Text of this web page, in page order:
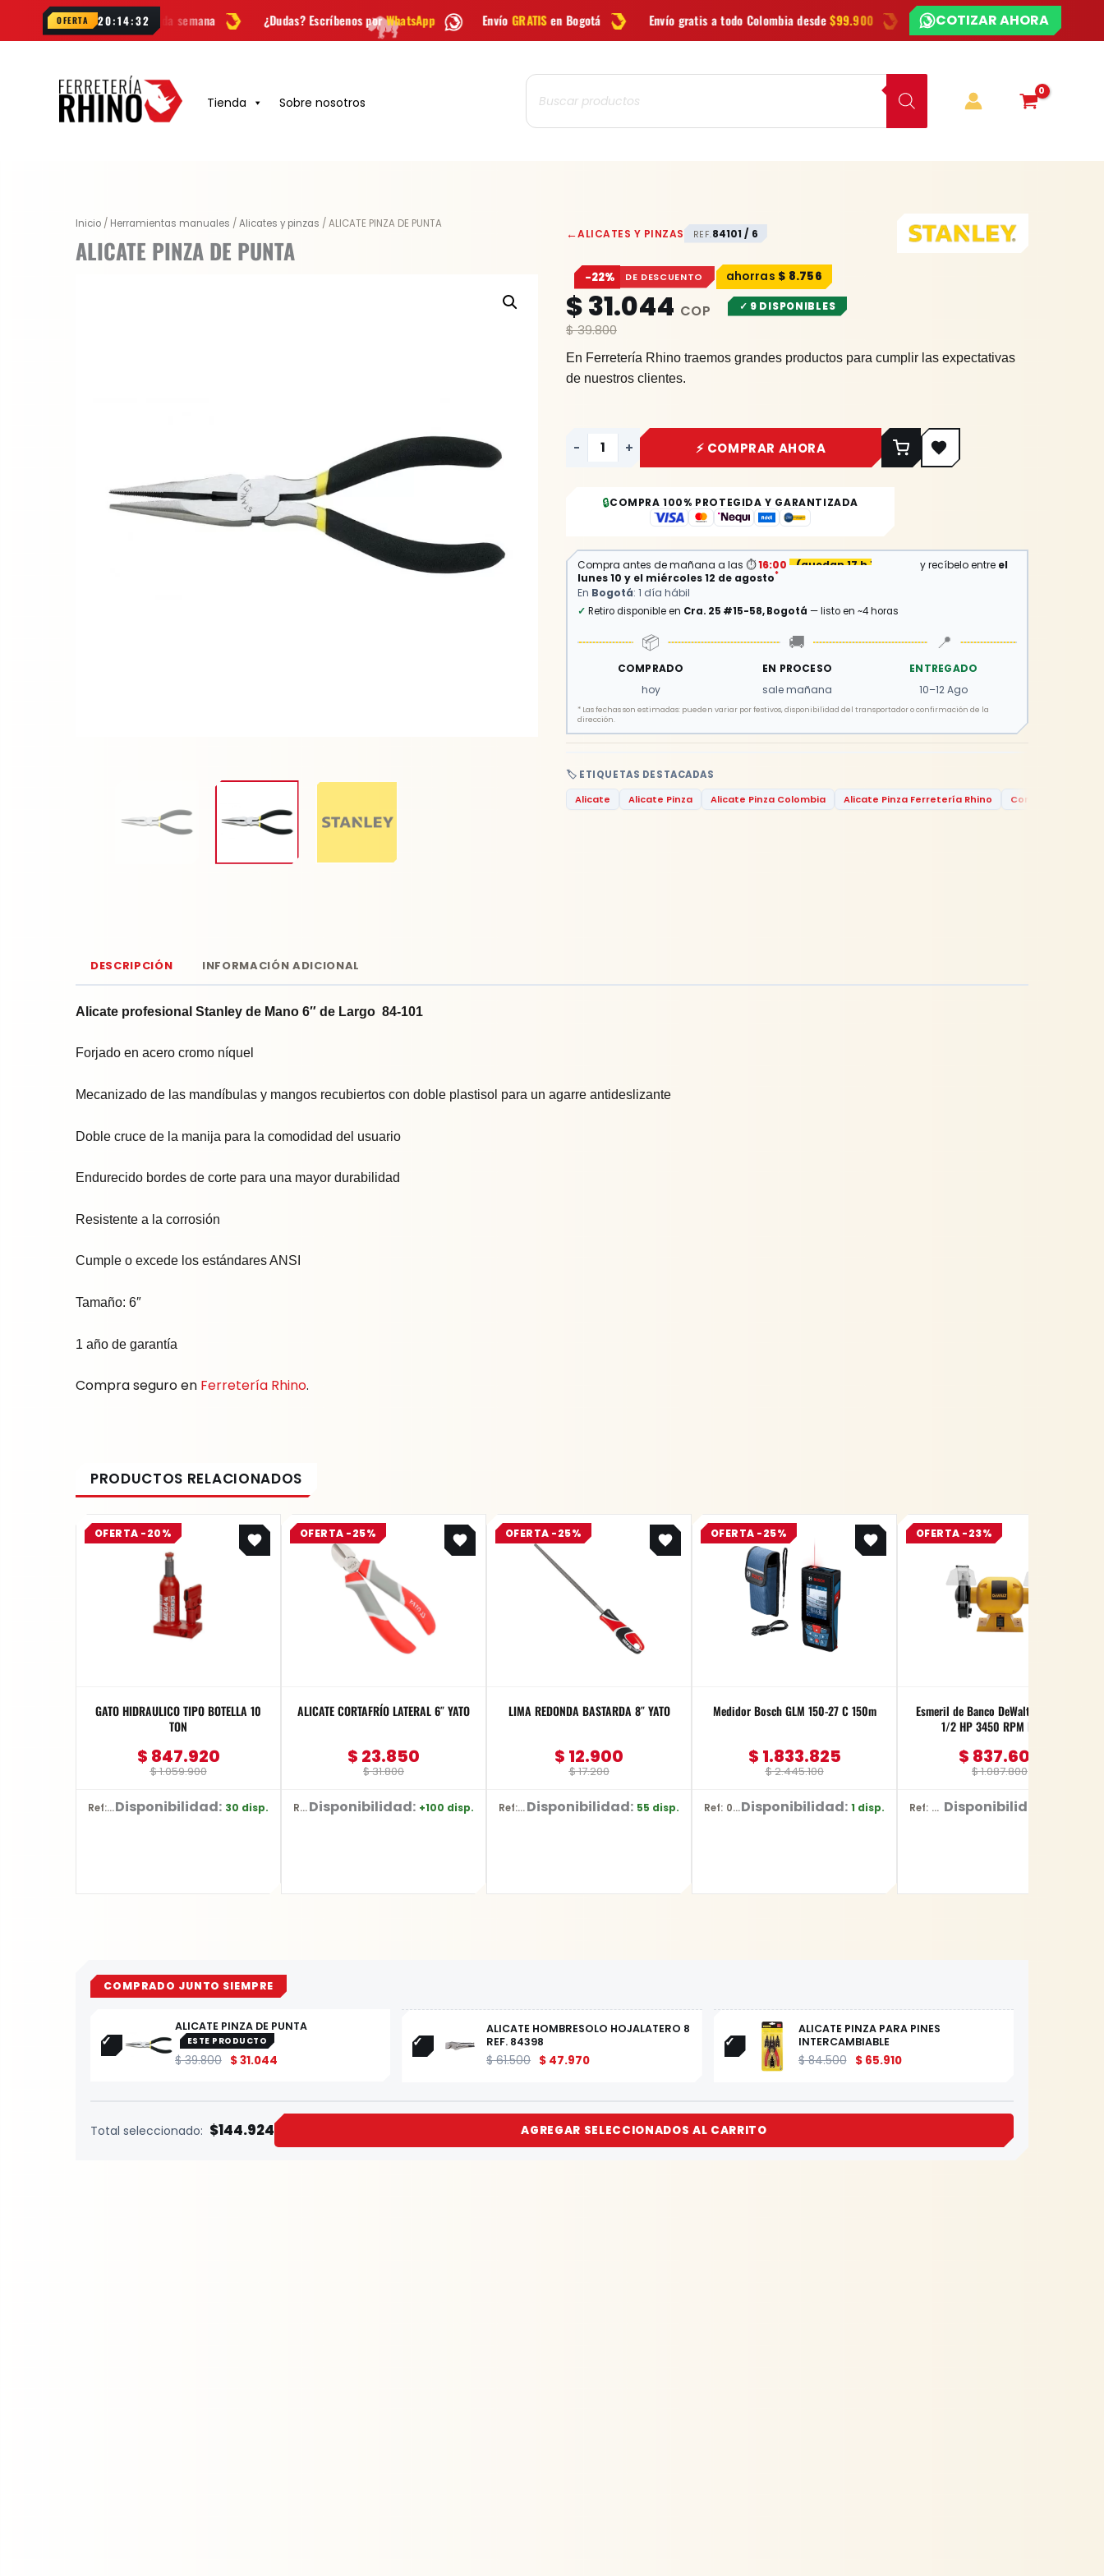
OFERTA 20:14:31
cada semana ¿Dudas? Escríbenos porWhatsApp EnvíoGRATISen Bogotá Envío gratis a todo Colombia desde$99.900 Las mejoresmarcasen herramientas
¿CHATEAMOS?
COTIZAR AHORA
Tienda Sobre nosotros
Búsqueda
de
productos
Inicio / Herramientas manuales /Alicates y pinzas / ALICATE PINZA DE PUNTA
ALICATE PINZA DE PUNTA
←ALICATES Y PINZAS REF.84101 / 6
−22% DE DESCUENTO $ 8.756
$39.800
Original
price
was:
$31.044
Current
price
is:
✓ 9 DISPONIBLES
En Ferretería Rhino traemos grandes productos para cumplir las expectativas
de nuestros clientes.
PINZA
DE
PUNTA
cantidad
- + ⚡ COMPRAR AHORA
🏷️ ETIQUETAS DESTACADAS
Alicate
Alicate Pinza Alicate Pinza Colombia Alicate Pinza Ferretería Rhino Comprar Alicate
🔒COMPRA 100% PROTEGIDA Y GARANTIZADA
Compra antes de mañana a las ⏱16:00 (quedan 17 h 14 min y recíbelo entre el
lunes 10 y el miércoles 12 de agosto*
En Bogotá: 1 día hábil
✓ Retiro disponible en Cra. 25 #15-58, Bogotá — listo en ~4 horas
📦
COMPRADO
hoy
🚚
EN PROCESO
sale mañana
📍
ENTREGADO
10–12 Ago
* Las fechas son estimadas: pueden variar por festivos, disponibilidad del transportador o confirmación de la
dirección.
DESCRIPCIÓN INFORMACIÓN ADICIONAL
Alicate profesional Stanley de Mano 6″ de Largo 84-101
Forjado en acero cromo níquel
Mecanizado de las mandíbulas y mangos recubiertos con doble plastisol para un agarre antideslizante
Doble cruce de la manija para la comodidad del usuario
Endurecido bordes de corte para una mayor durabilidad
Resistente a la corrosión
Cumple o excede los estándares ANSI
Tamaño: 6″
1 año de garantía
Compra seguro en Ferretería Rhino.
OFERTA -20%
GATO HIDRAULICO TIPO BOTELLA 10
TON
$1.059.900
Original
price
$ 847.920
Current
price
Ref: BR10Disponibilidad: 30 disp.
OFERTA -25%
ALICATE CORTAFRÍO LATERAL 6″ YATO
$31.800
Original
price
$ 31.800.
$ 23.850
Current
price
$ 23.850.
Ref: YT-2036Disponibilidad: +100 disp.
OFERTA -25%
LIMA REDONDA BASTARDA 8″ YATO
$17.200
Original
price
$ 12.900
Current
price
Ref: YT-62269Disponibilidad: 55 disp.
OFERTA -25%
Medidor Bosch GLM 150-27 C 150m
$2.445.100
Original
price
$ 2.445.100.
$ 1.833.825
Current
price
$ 1.833.825.
Ref: 0601.072.Z00-000Disponibilidad: 1 disp.
OFERTA -23%
Esmeril de Banco DeWalt 6 Pulgadas
1/2 HP 3450 RPM DW752
$1.087.800
Original
price
$ 1.087.800.
$ 837.606
Current
price
$ 837.606.
Ref: DW752/B3 Disponibilidad:
COMPRADO JUNTO SIEMPRE
ALICATE PINZA DE PUNTA
ESTE PRODUCTO
$39.800 $31.044
ALICATE HOMBRESOLO HOJALATERO 8
REF. 84398
$61.500 $ 47.970
ALICATE PINZA PARA PINES
INTERCAMBIABLE
$84.500 $65.910
Total seleccionado: $144.924 AGREGAR SELECCIONADOS AL CARRITO